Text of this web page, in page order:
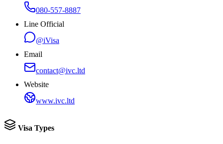
080-557-8887
Line Official
@iVisa
Email
contact@ivc.ltd
Website
www.ivc.ltd
Visa Types